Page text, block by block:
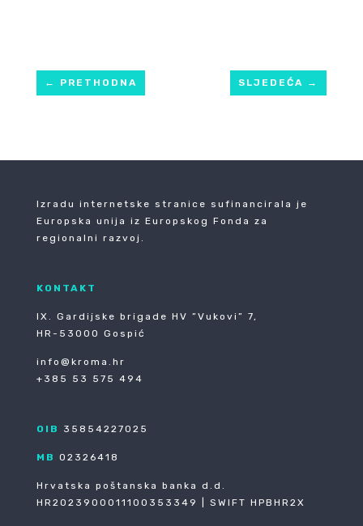
← PRETHODNA SLJEDEĆA →
Izradu internetske stranice sufinancirala je
Europska unija iz Europskog Fonda za
regionalni razvoj.
KONTAKT
IX. Gardijske brigade HV ”Vukovi” 7,
HR-53000 Gospić
info@kroma.hr
+385 53 575 494
OIB 35854227025
MB 02326418
Hrvatska poštanska banka d.d.
HR2023900011100353349 | SWIFT HPBHR2X